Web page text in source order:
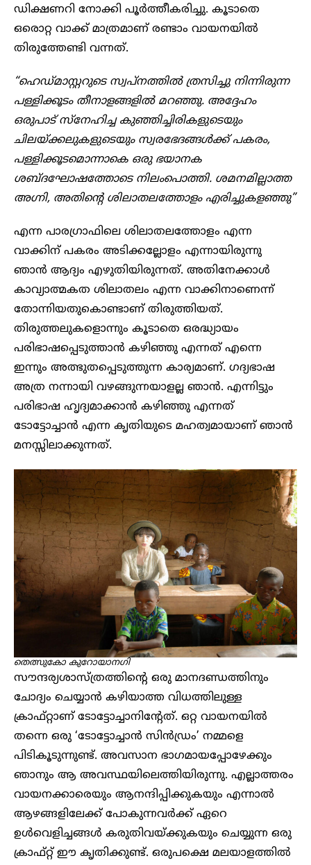
ഡിക്ഷണറി നോക്കി പൂർത്തീകരിച്ചു. കൂടാതെ
ഒരൊറ്റ വാക്ക് മാത്രമാണ് രണ്ടാം വായനയിൽ
തിരുത്തേണ്ടി വന്നത്.
“ഹെഡ്മാസ്റ്ററുടെ സ്വപ്നത്തിൽ ത്രസിച്ചു നിന്നിരുന്ന
പള്ളിക്കൂടം തീനാളങ്ങളിൽ മറഞ്ഞു. അദ്ദേഹം
ഒരുപാട് സ്നേഹിച്ച കുഞ്ഞിച്ചിരികളുടെയും
ചിലയ്ക്കലുകളുടെയും സ്വരഭേദങ്ങൾക്ക് പകരം,
പള്ളിക്കൂടമൊന്നാകെ ഒരു ഭയാനക
ശബ്ദഘോഷത്തോടെ നിലംപൊത്തി. ശമനമില്ലാത്ത
അഗ്നി, അതിന്റെ ശിലാതലത്തോളം എരിച്ചുകളഞ്ഞു”
എന്ന പാരഗ്രാഫിലെ ശിലാതലത്തോളം എന്ന
വാക്കിന് പകരം അടിക്കല്ലോളം എന്നായിരുന്നു
ഞാൻ ആദ്യം എഴുതിയിരുന്നത്. അതിനേക്കാൾ
കാവ്യാത്മകത ശിലാതലം എന്ന വാക്കിനാണെന്ന്
തോന്നിയതുകൊണ്ടാണ് തിരുത്തിയത്.
തിരുത്തലുകളൊന്നും കൂടാതെ ഒരദ്ധ്യായം
പരിഭാഷപ്പെടുത്താൻ കഴിഞ്ഞു എന്നത് എന്നെ
ഇന്നും അത്ഭുതപ്പെടുത്തുന്ന കാര്യമാണ്. ഗദ്യഭാഷ
അത്ര നന്നായി വഴങ്ങുന്നയാളല്ല ഞാൻ. എന്നിട്ടും
പരിഭാഷ ഹൃദ്യമാക്കാൻ കഴിഞ്ഞു എന്നത്
ടോട്ടോച്ചാൻ എന്ന കൃതിയുടെ മഹത്വമായാണ് ഞാൻ
മനസ്സിലാക്കുന്നത്.
തെത്സുകോ കുറോയാനഗി
സൗന്ദര്യശാസ്ത്രത്തിന്റെ ഒരു മാനദണ്ഡത്തിനും
ചോദ്യം ചെയ്യാൻ കഴിയാത്ത വിധത്തിലുള്ള
ക്രാഫ്റ്റാണ് ടോട്ടോച്ചാനിന്റേത്. ഒറ്റ വായനയിൽ
തന്നെ ഒരു ‘ടോട്ടോച്ചാൻ സിൻഡ്രം’ നമ്മളെ
പിടികൂടുന്നുണ്ട്. അവസാന ഭാഗമായപ്പോഴേക്കും
ഞാനും ആ അവസ്ഥയിലെത്തിയിരുന്നു. എല്ലാത്തരം
വായനക്കാരെയും ആനന്ദിപ്പിക്കുകയും എന്നാൽ
ആഴങ്ങളിലേക്ക് പോകുന്നവർക്ക് ഏറെ
ഉൾവെളിച്ചങ്ങൾ കരുതിവയ്ക്കുകയും ചെയ്യുന്ന ഒരു
ക്രാഫ്റ്റ് ഈ കൃതിക്കുണ്ട്. ഒരുപക്ഷെ മലയാളത്തിൽ